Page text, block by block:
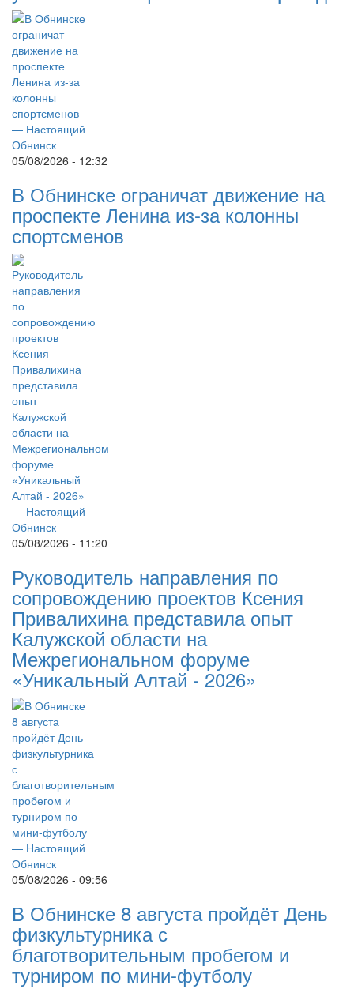
05/08/2026 - 12:32
В Обнинске ограничат движение на
проспекте Ленина из-за колонны
спортсменов
05/08/2026 - 11:20
Руководитель направления по
сопровождению проектов Ксения
Привалихина представила опыт
Калужской области на
Межрегиональном форуме
«Уникальный Алтай - 2026»
05/08/2026 - 09:56
В Обнинске 8 августа пройдёт День
физкультурника с
благотворительным пробегом и
турниром по мини-футболу